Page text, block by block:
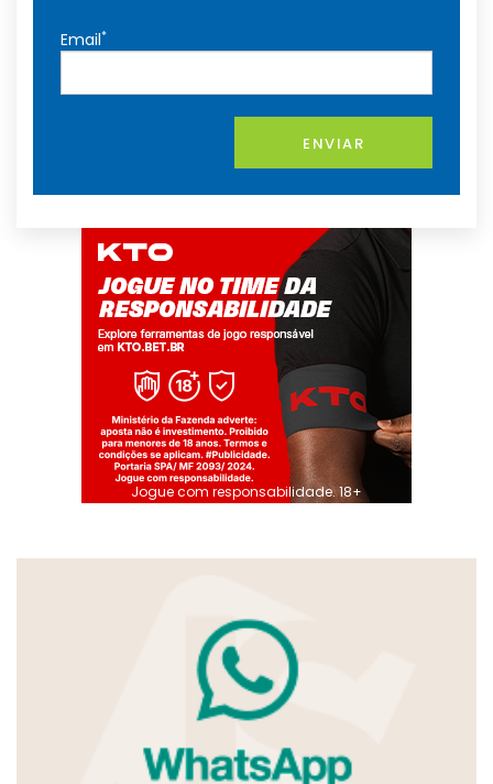
Email*
ENVIAR
Jogue com responsabilidade. 18+